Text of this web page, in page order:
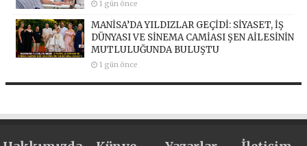
1 gün önce
MANİSA’DA YILDIZLAR GEÇİDİ: SİYASET, İŞ
DÜNYASI VE SİNEMA CAMİASI ŞEN AİLESİNİN
MUTLULUĞUNDA BULUŞTU
1 gün önce